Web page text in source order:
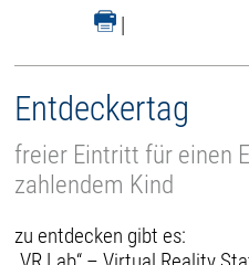
|
Entdeckertag
freier Eintritt für einen
zahlendem Kind
zu entdecken gibt es: